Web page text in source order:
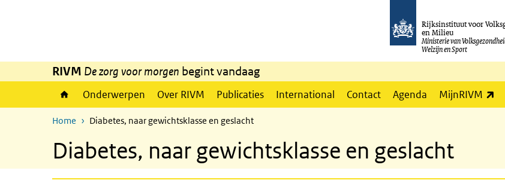
Rijksinstituut voor
en Milieu
Ministerie van
Welzijn en Sport
RIVM De zorg voor morgen begint vandaag
Onderwerpen Over RIVM Publicaties International Contact Agenda MijnRIVM
Home Diabetes, naar gewichtsklasse en geslacht
Diabetes, naar gewichtsklasse en geslacht